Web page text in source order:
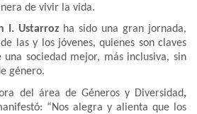
de vivir la vida.
I. Ustarroz ha sido una gran jornada,
las y los jóvenes, quienes son claves
sociedad mejor, más inclusiva, sin
género.
del área de Géneros y Diversidad,
“Nos alegra y alienta que los